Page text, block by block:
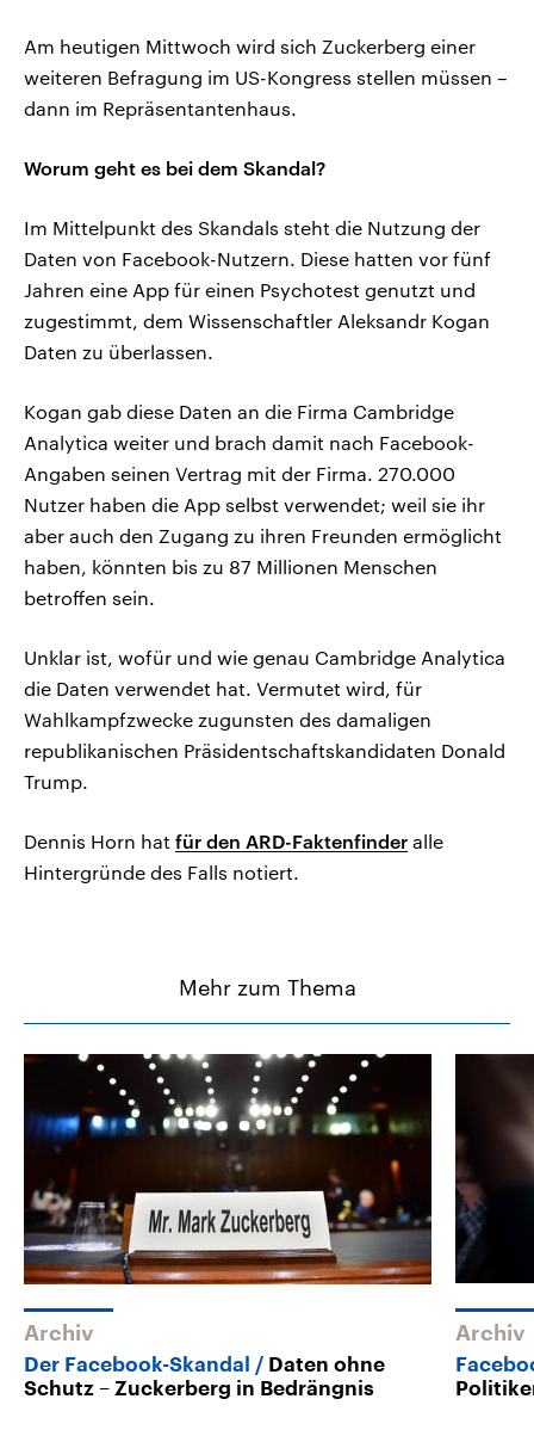
Am heutigen Mittwoch wird sich Zuckerberg einer
weiteren Befragung im US-Kongress stellen müssen –
dann im Repräsentantenhaus.
Worum geht es bei dem Skandal?
Im Mittelpunkt des Skandals steht die Nutzung der
Daten von Facebook-Nutzern. Diese hatten vor fünf
Jahren eine App für einen Psychotest genutzt und
zugestimmt, dem Wissenschaftler Aleksandr Kogan
Daten zu überlassen.
Kogan gab diese Daten an die Firma Cambridge
Analytica weiter und brach damit nach Facebook-
Angaben seinen Vertrag mit der Firma. 270.000
Nutzer haben die App selbst verwendet; weil sie ihr
aber auch den Zugang zu ihren Freunden ermöglicht
haben, könnten bis zu 87 Millionen Menschen
betroffen sein.
Unklar ist, wofür und wie genau Cambridge Analytica
die Daten verwendet hat. Vermutet wird, für
Wahlkampfzwecke zugunsten des damaligen
republikanischen Präsidentschaftskandidaten Donald
Trump.
Dennis Horn hat für den ARD-Faktenfinder alle
Hintergründe des Falls notiert.
Mehr zum Thema
Archiv
Der Facebook-Skandal
Daten ohne
Schutz – Zuckerberg in Bedrängnis
Archiv